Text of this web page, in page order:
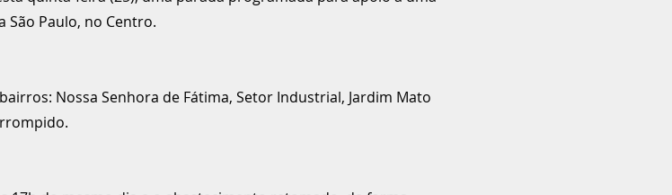
São Paulo, no Centro.
Nossa Senhora de Fátima, Setor Industrial, Jardim Mato